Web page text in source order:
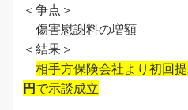
＜争点＞
傷害慰謝料の増額
＜結果＞
相手方保険会社より初回
円で示談成立